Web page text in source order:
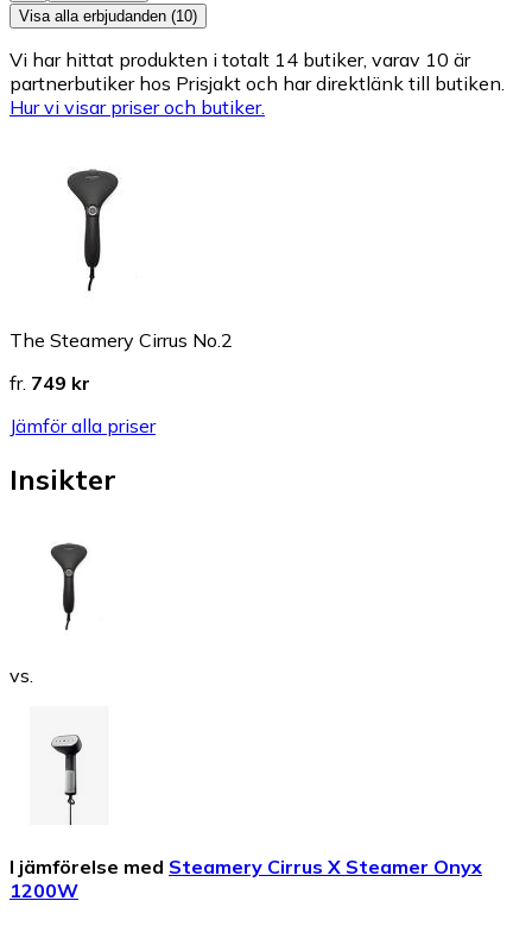
Visa alla erbjudanden (10)
Vi har hittat produkten i totalt 14 butiker, varav 10 är
partnerbutiker hos Prisjakt och har direktlänk till butiken.
Hur vi visar priser och butiker.
The Steamery Cirrus No.2
fr. 749 kr
Jämför alla priser
Insikter
vs.
I jämförelse med Steamery Cirrus X Steamer Onyx
1200W